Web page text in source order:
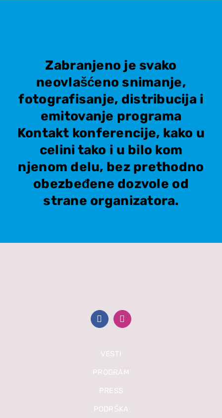
Zabranjeno je svako
neovlašćeno snimanje,
fotografisanje, distribucija i
emitovanje programa
Kontakt konferencije, kako u
celini tako i u bilo kom
njenom delu, bez prethodno
obezbeđene dozvole od
strane organizatora.
VESTI
PROGRAM
PRESS
PODRŠKA